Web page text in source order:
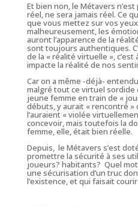
Et bien non, le Métavers
réel, ne sera jamais réel. Ce
que vous mettez sur vos
malheureusement, les
auront l’apparence de la
sont toujours authentiques.
de la « réalité virtuelle »,
impacte la réalité de nos
Car on a même -déjà-
malgré tout ce virtuel sordide
jeune femme en train de «
débuts, y aurait « rencontré
l’auraient « violée
concevoir, mais toutefois la
femme, elle, était bien réelle.
Depuis, le Métavers s’est
promettre la sécurité à ses
joueurs? habitants? Quel
une sécurisation d’un truc
l’existence, et qui faisait